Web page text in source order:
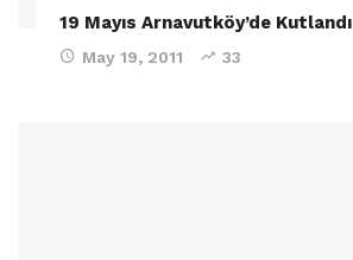
19 Mayıs Arnavutköy’de Kutlandı
May 19, 2011 33